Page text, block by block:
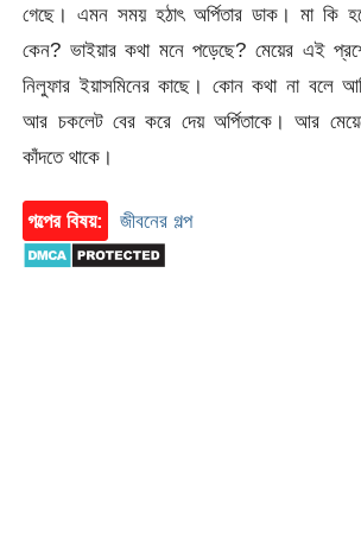
গেছে। এমন সময় হঠাৎ অর্পিতার ডাক। মা কি
কেন? ভাইয়ার কথা মনে পড়েছে? মেয়ের এই
নিলুফার ইয়াসমিনের কাছে। কোন কথা না বলে
আর চকলেট বের করে দেয় অর্পিতাকে। আর
কাঁদতে থাকে।
গল্পের বিষয়: জীবনের গল্প